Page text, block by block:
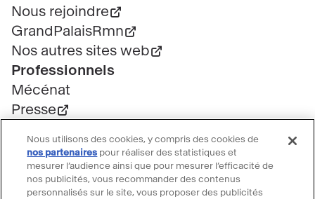
Nous rejoindre
GrandPalaisRmn
Nos autres sites web
Professionnels
Mécénat
Presse
Location d'espaces
Billetterie
Billetterie groupe
Nous utilisons des cookies, y compris des cookies de
nos partenaires pour réaliser des statistiques et
mesurer l’audience ainsi que pour mesurer l’efficacité de
nos publicités, vous recommander des contenus
personnalisés sur le site, vous proposer des publicités